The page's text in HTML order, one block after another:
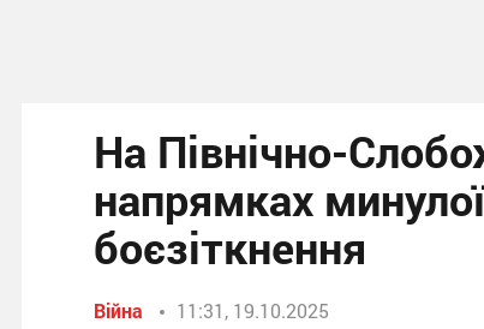
На Північно-
напрямках
боєзіткнення
Війна 11:31, 19.10.2025